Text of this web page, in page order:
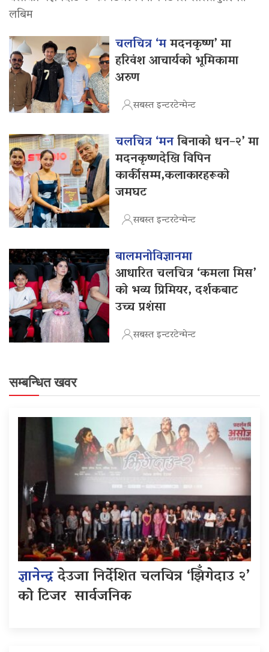
लबिम
चलचित्र ‘ममदनकृष्ण’ मा
हरिवंश आचार्यको भूमिकामा
अरुण
सबस्त इन्टरटेन्मेन्ट
चलचित्र ‘मनबिनाको धन–२’ मा
मदनकृष्णदेखि विपिन
कार्कीसम्म,कलाकारहरूको
जमघट
सबस्त इन्टरटेन्मेन्ट
बालमनोविज्ञानमा
आधारित चलचित्र ‘कमला मिस’
को भव्य प्रिमियर, दर्शकबाट
उच्च प्रशंसा
सबस्त इन्टरटेन्मेन्ट
सम्बन्धित खवर
ज्ञानेन्द्रदेउजा निर्देशित चलचित्र ‘झिँगेदाउ २’
को टिजर सार्वजनिक